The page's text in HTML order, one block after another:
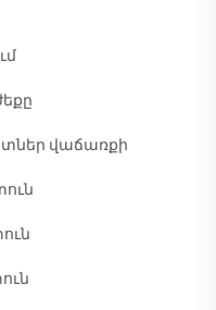
տներ վաճառքի